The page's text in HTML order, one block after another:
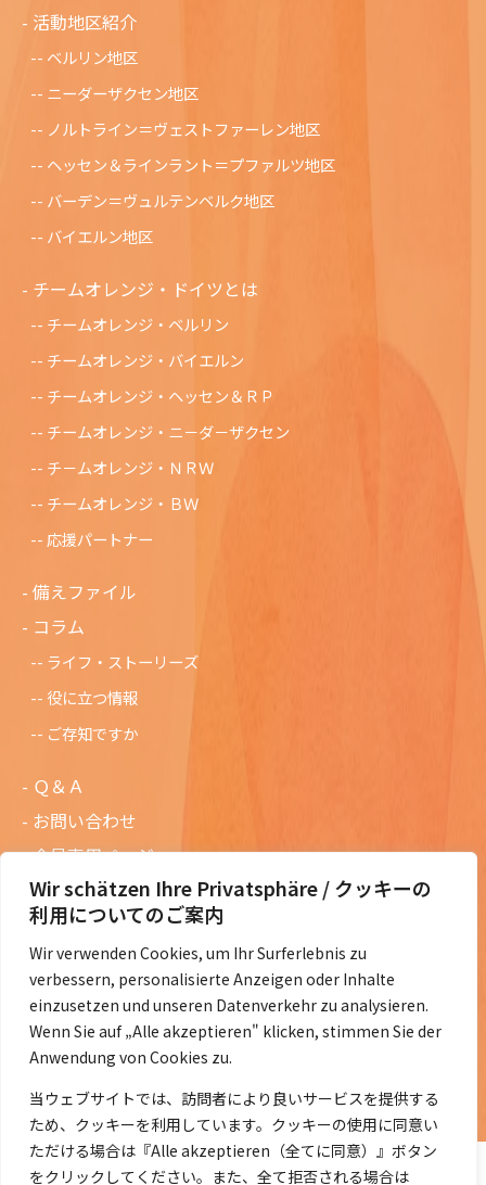
Wir schätzen Ihre Privatsphäre / クッキーの
利用についてのご案内
Wir verwenden Cookies, um Ihr Surferlebnis zu
verbessern, personalisierte Anzeigen oder Inhalte
einzusetzen und unseren Datenverkehr zu analysieren.
Wenn Sie auf „Alle akzeptieren" klicken, stimmen Sie der
Anwendung von Cookies zu.
当ウェブサイトでは、訪問者により良いサービスを提供する
ため、クッキーを利用しています。クッキーの使用に同意い
ただける場合は『Alle akzeptieren（全てに同意）』ボタン
をクリックしてください。また、全て拒否される場合は
活動地区紹介
ベルリン地区
ニーダーザクセン地区
ノルトライン＝ヴェストファーレン地区
ヘッセン＆ラインラント＝プファルツ地区
バーデン＝ヴュルテンベルク地区
バイエルン地区
チームオレンジ・ドイツとは
チームオレンジ・ベルリン
チームオレンジ・バイエルン
チームオレンジ・ヘッセン＆ＲＰ
チームオレンジ・ニ－ダ－ザクセン
チ－ムオレンジ・ＮＲＷ
チームオレンジ・ＢＷ
応援パートナー
備えファイル
コラム
ライフ・ストーリーズ
役に立つ情報
ご存知ですか
Ｑ＆Ａ
お問い合わせ
会員専用ページ
ニュースレターバックナンバー
過去の講演資料
総会議事録
定款・会費規定など
コラムの紹介
コラム一覧